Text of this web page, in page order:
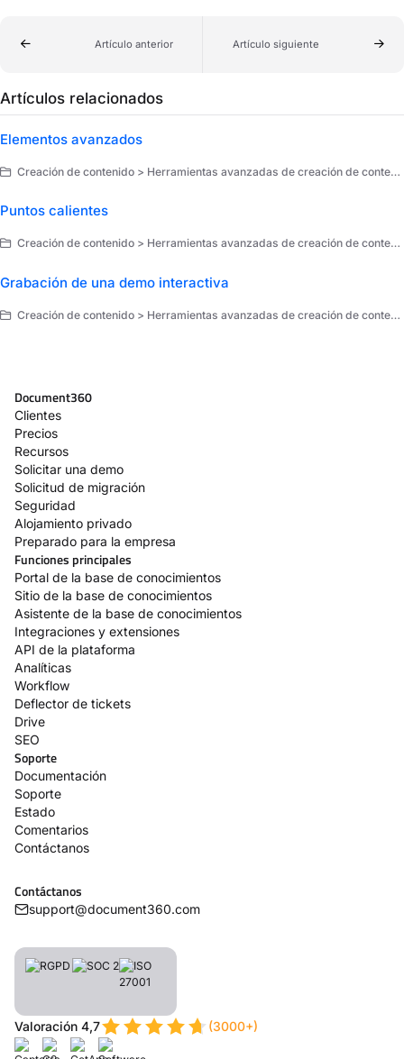
Artículo anterior Artículo siguiente
Artículos relacionados
Elementos avanzados
Creación de contenido > Herramientas avanzadas de creación de contenido > Elementos avanzados
Puntos calientes
Creación de contenido > Herramientas avanzadas de creación de contenido > Elementos avanzados
Grabación de una demo interactiva
Creación de contenido > Herramientas avanzadas de creación de contenido > Demo interactiva
Document360
Clientes
Precios
Recursos
Solicitar una demo
Solicitud de migración
Seguridad
Alojamiento privado
Preparado para la empresa
Funciones principales
Portal de la base de conocimientos
Sitio de la base de conocimientos
Asistente de la base de conocimientos
Integraciones y extensiones
API de la plataforma
Analíticas
Workflow
Deflector de tickets
Drive
SEO
Soporte
Documentación
Soporte
Estado
Comentarios
Contáctanos
Contáctanos
support@document360.com
Valoración 4,7 (3000+)